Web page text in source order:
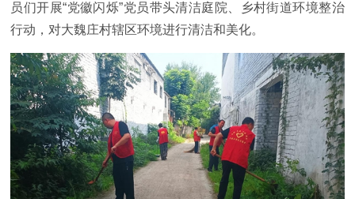
员们开展“党徽闪烁”党员带头清洁庭院、乡村街道环境整治
行动，对大魏庄村辖区环境进行清洁和美化。